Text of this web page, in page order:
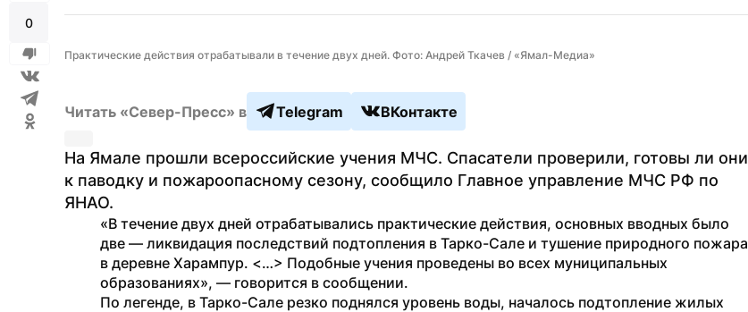
0
Практические действия отрабатывали в течение двух дней. Фото: Андрей Ткачев / «Ямал-Медиа»
Читать «Север-Пресс» в Telegram ВКонтакте
На Ямале прошли всероссийские учения МЧС. Спасатели проверили, готовы ли они
к паводку и пожароопасному сезону, сообщило Главное управление МЧС РФ по
ЯНАО.
«В течение двух дней отрабатывались практические действия, основных вводных было
две — ликвидация последствий подтопления в Тарко-Сале и тушение природного пожара
в деревне Харампур. <…> Подобные учения проведены во всех муниципальных
образованиях», — говорится в сообщении.
По легенде, в Тарко-Сале резко поднялся уровень воды, началось подтопление жилых